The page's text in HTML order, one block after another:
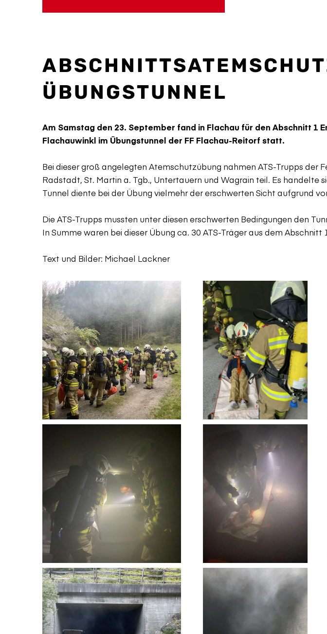
ÜBUNGSTUNNEL
Am Samstag den 23. September fand in Flachau für den Abschnitt 1
Flachauwinkl im Übungstunnel der FF Flachau-Reitorf statt.
Bei dieser groß angelegten Atemschutzübung nahmen ATS-Trupps der
Radstadt, St. Martin a. Tgb., Untertauern und Wagrain teil. Es
Tunnel diente bei der Übung vielmehr der erschwerten Sicht aufgrund
Die ATS-Trupps mussten unter diesen erschwerten Bedingungen den
In Summe waren bei dieser Übung ca. 30 ATS-Träger aus dem Abschnitt
Text und Bilder: Michael Lackner